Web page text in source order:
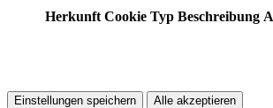
Herkunft Cookie Typ Beschreibung
Einstellungen speichern Alle akzeptieren